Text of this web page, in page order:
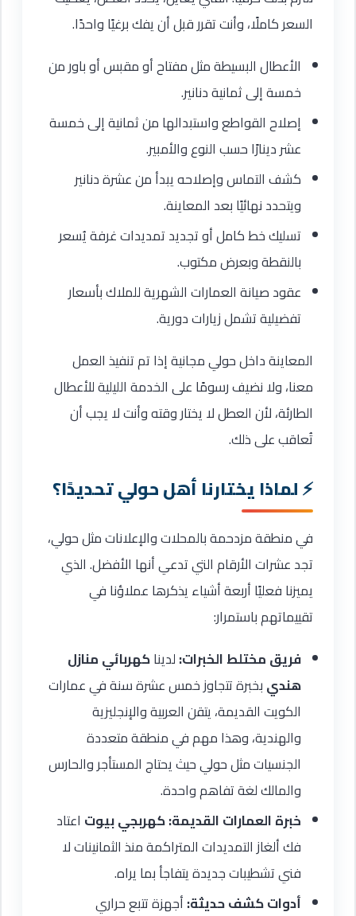
السعر كاملًا، وأنت تقرر قبل أن يفك برغيًا واحدًا.
الأعطال البسيطة مثل مفتاح أو مقبس أو باور من
خمسة إلى ثمانية دنانير.
إصلاح القواطع واستبدالها من ثمانية إلى خمسة
عشر دينارًا حسب النوع والأمبير.
كشف التماس وإصلاحه يبدأ من عشرة دنانير
ويتحدد نهائيًا بعد المعاينة.
تسليك خط كامل أو تجديد تمديدات غرفة يُسعر
بالنقطة وبعرض مكتوب.
عقود صيانة العمارات الشهرية للملاك بأسعار
تفضيلية تشمل زيارات دورية.
المعاينة داخل حولي مجانية إذا تم تنفيذ العمل
معنا، ولا نضيف رسومًا على الخدمة الليلية للأعطال
الطارئة، لأن العطل لا يختار وقته وأنت لا يجب أن
تُعاقب على ذلك.
لماذا يختارنا أهل حولي تحديدًا؟
في منطقة مزدحمة بالمحلات والإعلانات مثل حولي،
تجد عشرات الأرقام التي تدعي أنها الأفضل. الذي
يميزنا فعليًا أربعة أشياء يذكرها عملاؤنا في
تقييماتهم باستمرار:
فريق مختلط الخبرات: لديناكهربائي منازل
هندي بخبرة تتجاوز خمس عشرة سنة في عمارات
الكويت القديمة، يتقن العربية والإنجليزية
والهندية، وهذا مهم في منطقة متعددة
الجنسيات مثل حولي حيث يحتاج المستأجر والحارس
والمالك لغة تفاهم واحدة.
خبرة العمارات القديمة:كهربجي بيوت اعتاد
فك ألغاز التمديدات المتراكمة منذ الثمانينات لا
فني تشطيبات جديدة يتفاجأ بما يراه.
أدوات كشف حديثة: أجهزة تتبع حراري